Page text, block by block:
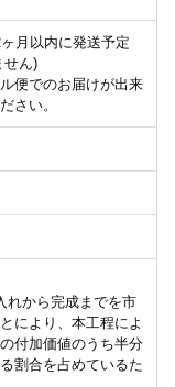
月以内に発送予定
せん)
便でのお届けが出来
さい。
れから完成までを市
により、本工程によ
付加価値のうち半分
割合を占めているた